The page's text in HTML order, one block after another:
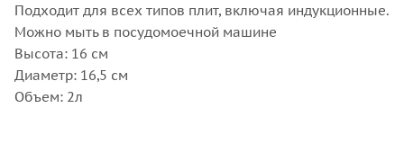
Подходит для всех типов плит, включая индукционные.
Можно мыть в посудомоечной машине
Высота: 16 см
Диаметр: 16,5 см
Объем: 2л